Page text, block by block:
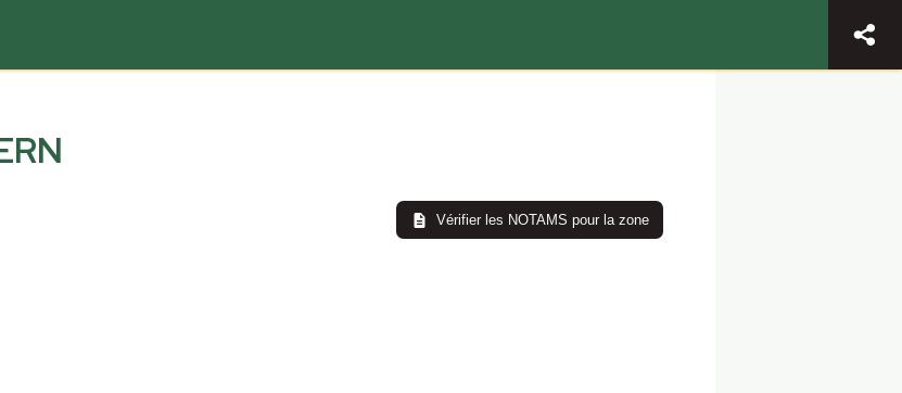
Vérifier les NOTAMS pour la zone